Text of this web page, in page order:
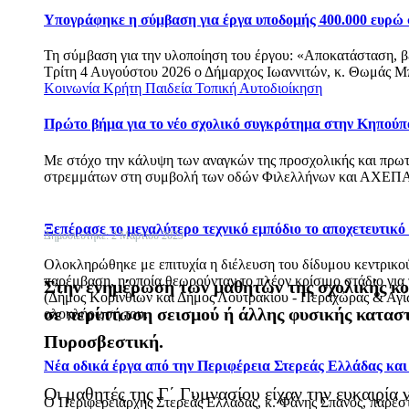
Υπογράφηκε η σύμβαση για έργα υποδομής 400.000
Τη σύμβαση για την υλοποίηση του έργου:
Τρίτη 4 Αυγούστου 2026 ο Δήμαρχος Ιωαννιτών, κ. Θωμάς
Κοινωνία Κρήτη Παιδεία Τοπική Αυτοδιοίκηση
Πρώτο βήμα για το νέο σχολικό συγκρότημα στην
Με στόχο την κάλυψη των αναγκών της προσχολικής και
στρεμμάτων στη συμβολή των οδών Φιλελλήνων και
Ξεπέρασε το μεγαλύτερο τεχνικό εμπόδιο το
Ολοκληρώθηκε με επιτυχία η διέλευση του δίδυμου
παρέμβαση, η οποία θεωρούνταν το πλέον κρίσιμο στάδιο
(Δήμος Κορινθίων και Δήμος Λουτρακίου - Περαχώρας &
ολοκλήρωσή του.
Νέα οδικά έργα από την Περιφέρεια Στερεάς Ελλάδας
Ο Περιφερειάρχης Στερεάς Ελλάδας, κ. Φάνης Σπανός,
Δημοσιεύτηκε: 2 Μαρτίου 2023
Στην ενημέρωση των μαθητών της σχολικής
σε περίπτωση σεισμού ή άλλης φυσικής
Πυροσβεστική.
Οι μαθητές της Γ΄ Γυμνασίου είχαν την